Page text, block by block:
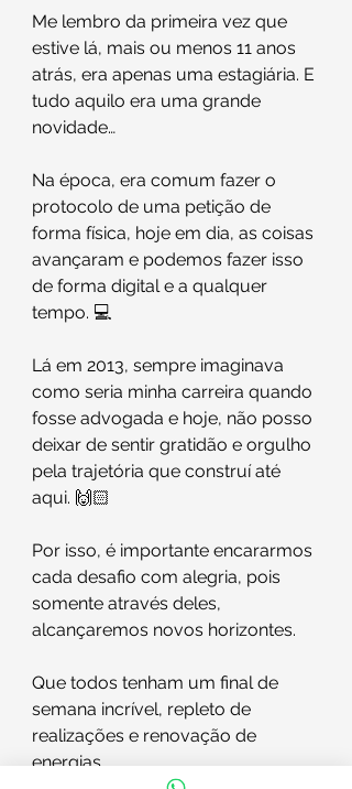
Me lembro da primeira vez que
estive lá, mais ou menos 11 anos
atrás, era apenas uma estagiária. E
tudo aquilo era uma grande
novidade…
Na época, era comum fazer o
protocolo de uma petição de
forma física, hoje em dia, as coisas
avançaram e podemos fazer isso
de forma digital e a qualquer
tempo. 💻
Lá em 2013, sempre imaginava
como seria minha carreira quando
fosse advogada e hoje, não posso
deixar de sentir gratidão e orgulho
pela trajetória que construí até
aqui. 🙌🏻
Por isso, é importante encararmos
cada desafio com alegria, pois
somente através deles,
alcançaremos novos horizontes.
Que todos tenham um final de
semana incrível, repleto de
realizações e renovação de
energias.